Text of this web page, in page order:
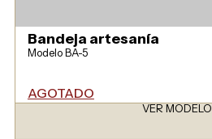
Bandeja artesanía
Modelo BA-5
AGOTADO
VER MODELO